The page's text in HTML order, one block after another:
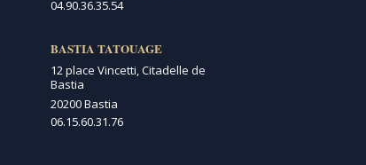
04.90.36.35.54
BASTIA TATOUAGE
12 place Vincetti, Citadelle de
Bastia
20200 Bastia
06.15.60.31.76